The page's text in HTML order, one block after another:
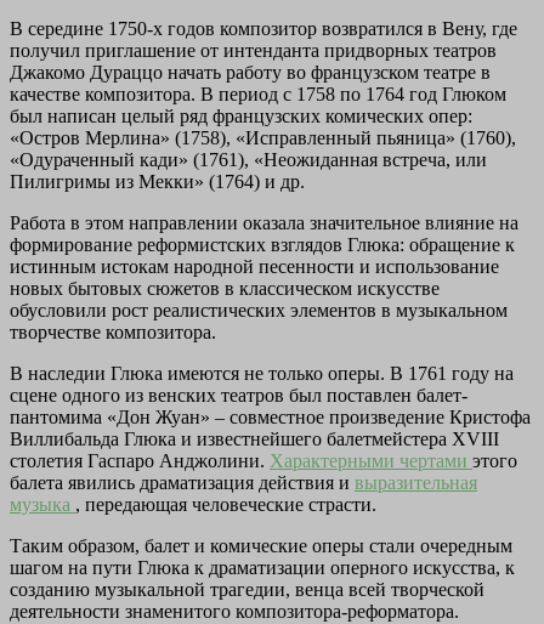
В середине 1750-х годов композитор возвратился в Вену, где
получил приглашение от интенданта придворных театров
Джакомо Дураццо начать работу во французском театре в
качестве композитора. В период с 1758 по 1764 год Глюком
был написан целый ряд французских комических опер:
«Остров Мерлина» (1758), «Исправленный пьяница» (1760),
«Одураченный кади» (1761), «Неожиданная встреча, или
Пилигримы из Мекки» (1764) и др.
Работа в этом направлении оказала значительное влияние на
формирование реформистских взглядов Глюка: обращение к
истинным истокам народной песенности и использование
новых бытовых сюжетов в классическом искусстве
обусловили рост реалистических элементов в музыкальном
творчестве композитора.
В наследии Глюка имеются не только оперы. В 1761 году на
сцене одного из венских театров был поставлен балет-
пантомима «Дон Жуан» – совместное произведение Кристофа
Виллибальда Глюка и известнейшего балетмейстера XVIII
столетия Гаспаро Анджолини. Характерными чертами этого
балета явились драматизация действия и выразительная
музыка , передающая человеческие страсти.
Таким образом, балет и комические оперы стали очередным
шагом на пути Глюка к драматизации оперного искусства, к
созданию музыкальной трагедии, венца всей творческой
деятельности знаменитого композитора-реформатора.